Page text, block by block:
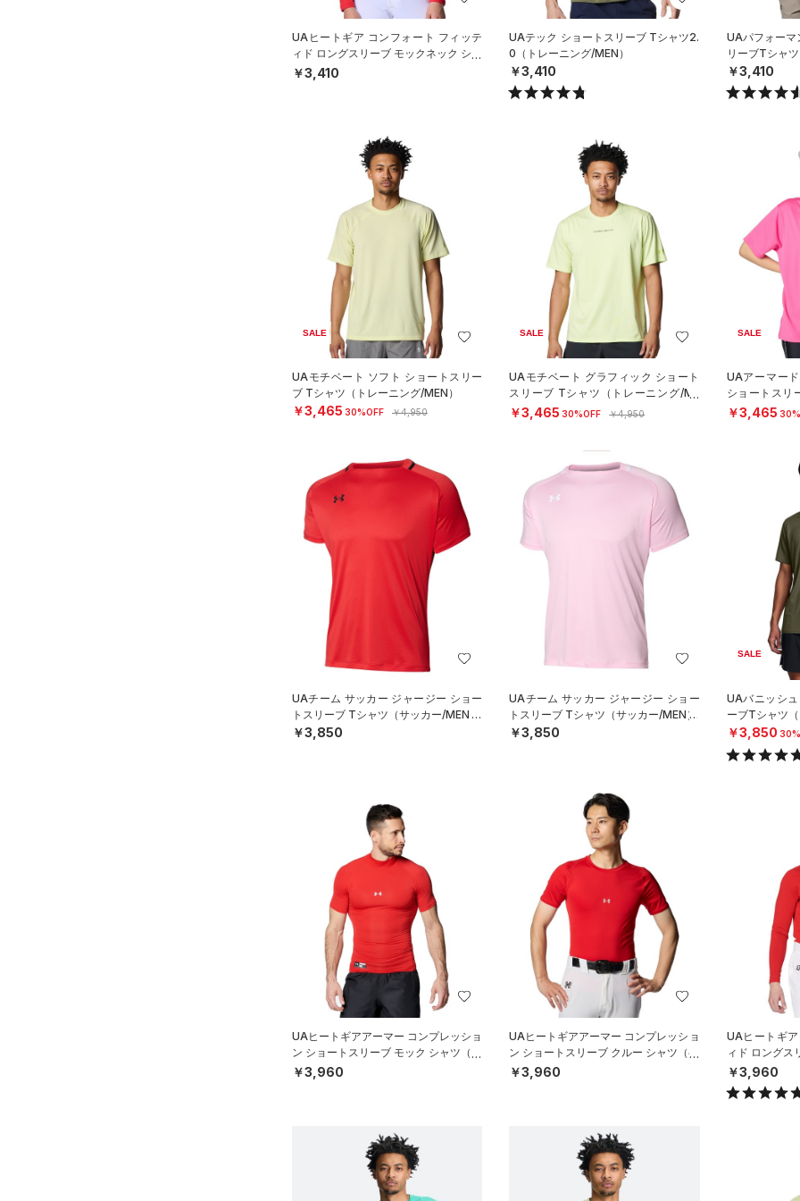
UAヒートギア コンフォート フィッテ
ィド ロングスリーブ モックネック シャ
ツ（ベースボール/BOYS）
￥3,410
UAテック ショートスリーブ Tシャツ2.
0（トレーニング/MEN）
￥3,410
UAパフォーマ
リーブTシャ
￥3,410
SALE
UAモチベート ソフト ショートスリー
ブ Tシャツ（トレーニング/MEN）
￥3,465 30%OFF ￥4,950
SALE
UAモチベート グラフィック ショート
スリーブ Tシャツ（トレーニング/ME
N）
￥3,465 30%OFF ￥4,950
SALE
UAアーマー
ショートスリ
ング/WOMEN
￥3,465
UAチーム サッカー ジャージー ショー
トスリーブ Tシャツ（サッカー/MEN）
￥3,850
UAチーム サッカー ジャージー ショー
トスリーブ Tシャツ（サッカー/MEN）
￥3,850
SALE
UAバニッシ
ーブTシャツ
￥3,850
UAヒートギアアーマー コンプレッショ
ン ショートスリーブ モック シャツ（ベ
ースボール/MEN）
￥3,960
UAヒートギアアーマー コンプレッショ
ン ショートスリーブ クルー シャツ（ベ
ースボール/MEN）
￥3,960
UAヒートギ
ィド ロングス
ツ（ベースボ
￥3,960